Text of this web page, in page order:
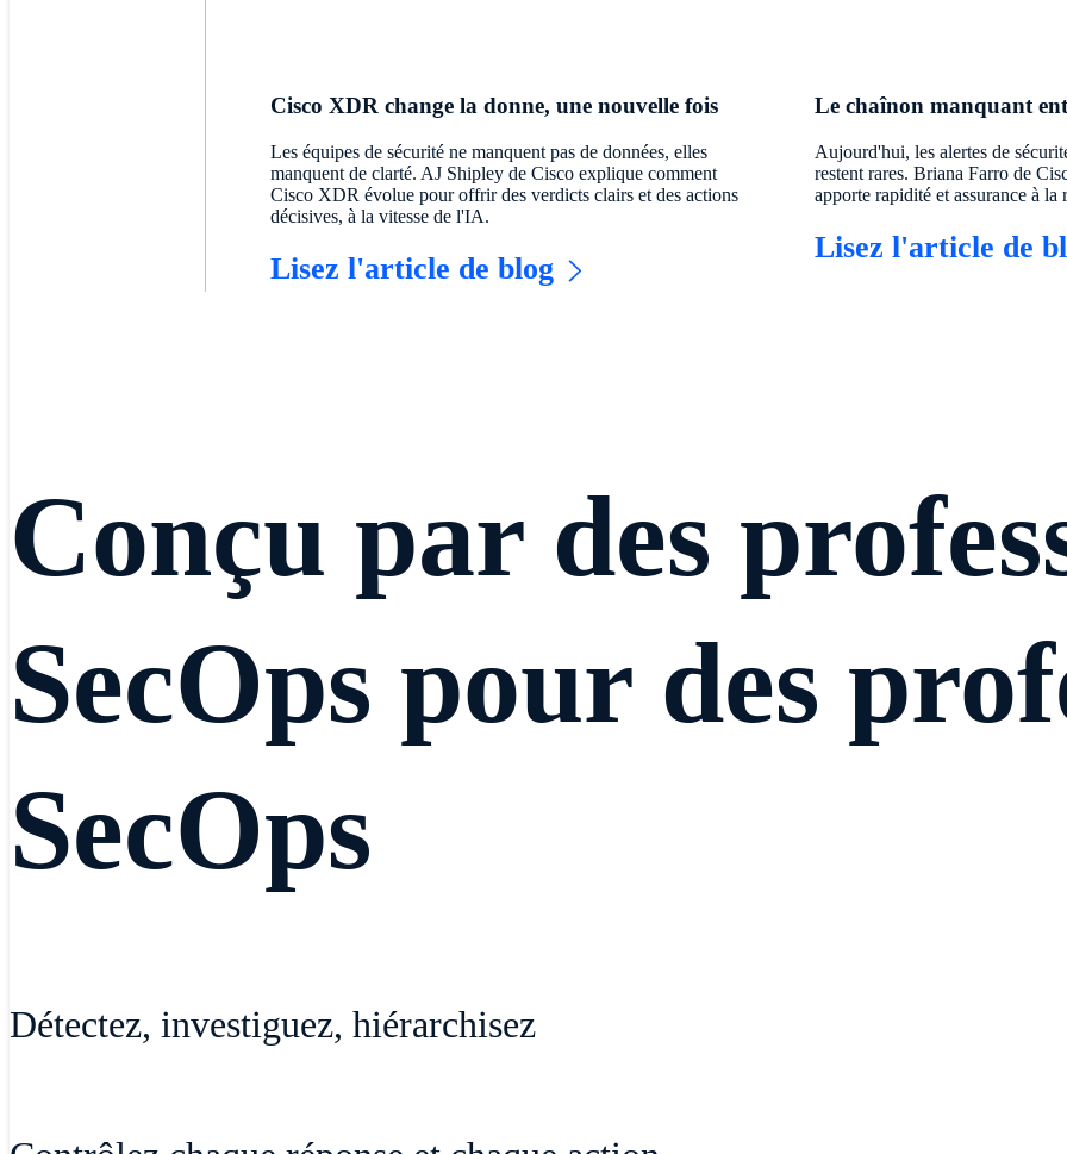
Cisco XDR change la donne, une nouvelle fois
Les équipes de sécurité ne manquent pas de données, elles
manquent de clarté. AJ Shipley de Cisco explique comment
Cisco XDR évolue pour offrir des verdicts clairs et des actions
décisives, à la vitesse de l'IA.
Lisez l'article de blog
Le chaînon manquant
Aujourd'hui, les alertes de
restent rares. Briana Farro de
apporte rapidité et assurance à la
Lisez l'article de
Conçu par des
SecOps pour des
SecOps
Détectez, investiguez, hiérarchisez
Renforcez l'efficacité des équipes de sécurité en révélant les attaques les plus